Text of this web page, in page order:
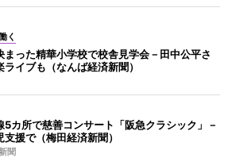
く
まった精華小学校で校舎見学会－田中公平さ
ライブも（なんば経済新聞）
5カ所で慈善コンサート「阪急クラシック」－
支援で（梅田経済新聞）
聞